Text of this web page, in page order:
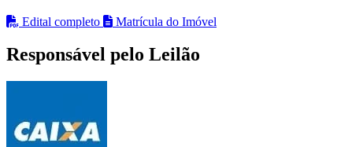
Edital completo Matrícula do Imóvel
Responsável pelo Leilão